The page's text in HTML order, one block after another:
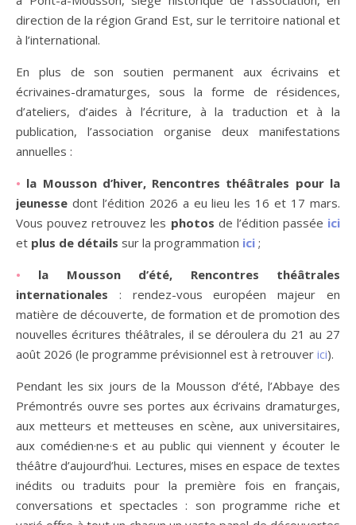
direction de la région Grand Est, sur le territoire national et
à l’international.
En plus de son soutien permanent aux écrivains et
écrivaines-dramaturges, sous la forme de résidences,
d’ateliers, d’aides à l’écriture, à la traduction et à la
publication, l’association organise deux manifestations
annuelles :
• la Mousson d’hiver, Rencontres théâtrales pour la
jeunesse dont l’édition 2026 a eu lieu les 16 et 17 mars.
Vous pouvez retrouvez les photos de l’édition passée ici
et plus de détails sur la programmation ici ;
•
la Mousson d’été, Rencontres théâtrales
internationales : rendez-vous européen majeur en
matière de découverte, de formation et de promotion des
nouvelles écritures théâtrales, il se déroulera du 21 au 27
août 2026 (le programme prévisionnel est à retrouver ici).
Pendant les six jours de la Mousson d’été, l’Abbaye des
Prémontrés ouvre ses portes aux écrivains dramaturges,
aux metteurs et metteuses en scène, aux universitaires,
aux comédien·ne·s et au public qui viennent y écouter le
théâtre d’aujourd’hui. Lectures, mises en espace de textes
inédits ou traduits pour la première fois en français,
conversations et spectacles : son programme riche et